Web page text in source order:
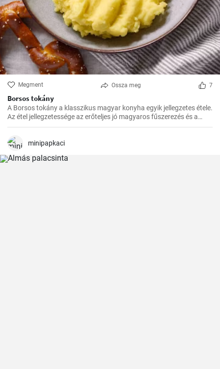
Megment Ossza meg 7
Borsos tokány
A Borsos tokány a klasszikus magyar konyha egyik jellegzetes étele.
Az étel jellegzetessége az erőteljes jó magyaros fűszerezés és a
hosszú, lassú főzés, melynek köszönhetően az ízek mindig
belőle.
minipapkaci